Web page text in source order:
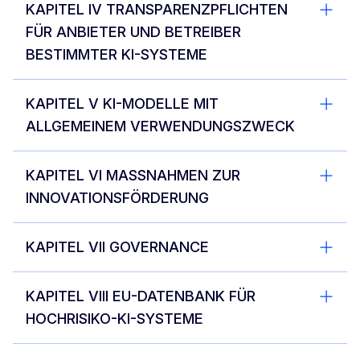
KAPITEL IV TRANSPARENZPFLICHTEN
FÜR ANBIETER UND BETREIBER
BESTIMMTER KI-SYSTEME
KAPITEL V KI-MODELLE MIT
ALLGEMEINEM VERWENDUNGSZWECK
KAPITEL VI MASSNAHMEN ZUR
INNOVATIONSFÖRDERUNG
KAPITEL VII GOVERNANCE
KAPITEL VIII EU-DATENBANK FÜR
HOCHRISIKO-KI-SYSTEME